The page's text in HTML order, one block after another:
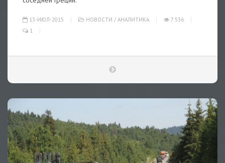
13-ИЮЛ-2015 НОВОСТИ / АНАЛИТИКА
7 536
1